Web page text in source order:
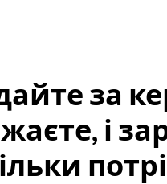
за
і